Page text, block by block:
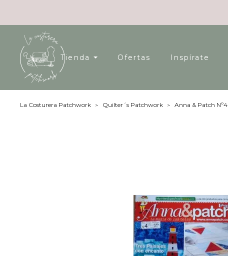
Tienda Ofertas Inspírate
La Costurera Patchwork Quilter´s Patchwork Anna & Patch Nº4